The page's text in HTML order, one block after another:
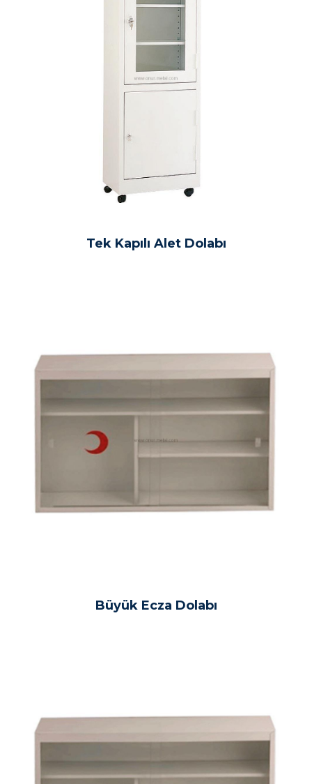
Tek Kapılı Alet Dolabı
Büyük Ecza Dolabı